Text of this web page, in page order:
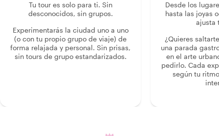
Tu tour es solo para ti. Sin
desconocidos, sin grupos.
Experimentarás la ciudad uno a uno
(o con tu propio grupo de viaje) de
forma relajada y personal. Sin prisas,
sin tours de grupo estandarizados.
Desde los
hasta las joyas
ajusta
¿Quieres
una parada
en el arte
pedirlo. Cada
según tu